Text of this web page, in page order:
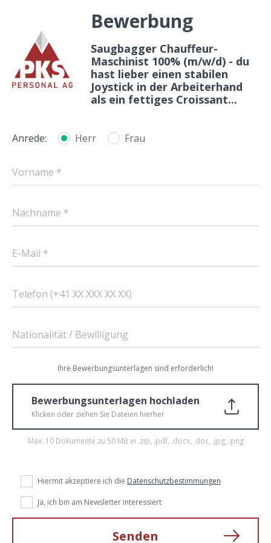
Bewerbung
Saugbagger Chauffeur-
Maschinist 100% (m/w/d) - du
hast lieber einen stabilen
Joystick in der Arbeiterhand
als ein fettiges Croissant...
Anrede: Herr Frau
Vorname *
Nachname *
E-Mail *
Telefon (+41 XX XXX XX XX)
Nationalität / Bewilligung
Ihre Bewerbungsunterlagen sind erforderlich!
Bewerbungsunterlagen hochladen
Klicken oder ziehen Sie Dateien hierher
Max. 10 Dokumente zu 50 MB in .zip, .pdf, .docx, .doc, .jpg, .png
Hiermit akzeptiere ich die Datenschutzbestimmungen
Ja, ich bin am Newsletter interessiert
Senden